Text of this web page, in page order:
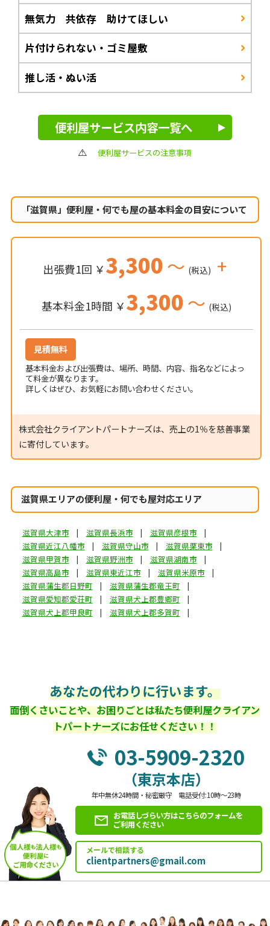
無気力 共依存 助けてほしい
片付けられない・ゴミ屋敷
推し活・ぬい活
便利屋サービス内容一覧へ
便利屋サービスの注意事項
「滋賀県」便利屋・何でも屋の基本料金の目安について
出張費1回 ￥3,300～ (税込) +
基本料金1時間 ￥3,300～ (税込)
見積無料
基本料金および出張費は、場所、時間、内容、指名などによっ
て料金が異なります。
詳しくはぜひ、お気軽にお問い合わせください。
株式会社クライアントパートナーズは、売上の1％を慈善事業
に寄付しています。
滋賀県エリアの便利屋・何でも屋対応エリア
滋賀県大津市 滋賀県長浜市
滋賀県彦根市
滋賀県近江八幡市
滋賀県守山市
滋賀県栗東市
滋賀県甲賀市
滋賀県野洲市
滋賀県湖南市
滋賀県高島市
滋賀県東近江市
滋賀県米原市
滋賀県蒲生郡日野町
滋賀県蒲生郡竜王町
滋賀県愛知郡愛荘町
滋賀県犬上郡豊郷町
滋賀県犬上郡甲良町
滋賀県犬上郡多賀町
あなたの代わりに行います。
面倒くさいことや、お困りごとは私たち便利屋クライアン
トパートナーズにお任せください！！
03-5909-2320
（東京本店）
年中無休24時間・秘密厳守 電話受付:10時～23時
お電話しづらい方はこちらのフォームを
ご利用ください
メールで相談する
clientpartners@gmail.com